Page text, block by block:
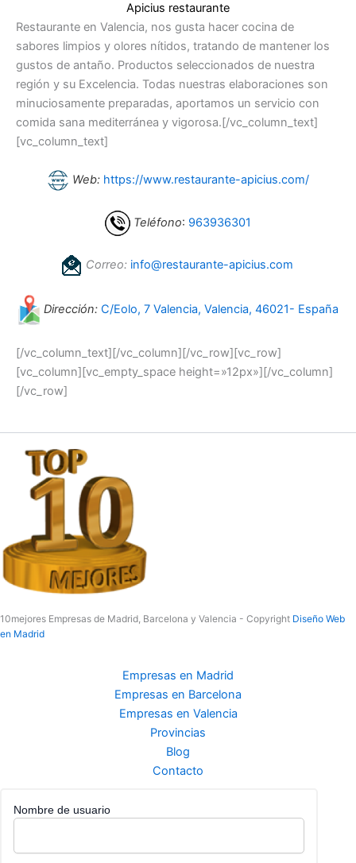
Apicius restaurante
Restaurante en Valencia, nos gusta hacer cocina de
sabores limpios y olores nítidos, tratando de mantener los
gustos de antaño. Productos seleccionados de nuestra
región y su Excelencia. Todas nuestras elaboraciones son
minuciosamente preparadas, aportamos un servicio con
comida sana mediterránea y vigorosa.[/vc_column_text]
[vc_column_text]
Web: https://www.restaurante-apicius.com/
Teléfono: 963936301
Correo: info@restaurante-apicius.com
Dirección: C/Eolo, 7 Valencia, Valencia, 46021- España
[/vc_column_text][/vc_column][/vc_row][vc_row]
[vc_column][vc_empty_space height=»12px»][/vc_column]
[/vc_row]
10mejores Empresas de Madrid, Barcelona y Valencia - Copyright Diseño Web
en Madrid
Empresas en Madrid
Empresas en Barcelona
Empresas en Valencia
Provincias
Blog
Contacto
Nombre de usuario